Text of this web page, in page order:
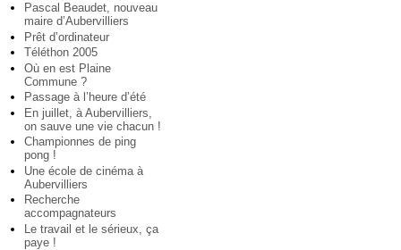
Pascal Beaudet, nouveau
maire d’Aubervilliers
Prêt d’ordinateur
Téléthon 2005
Où en est Plaine
Commune ?
Passage à l’heure d’été
En juillet, à Aubervilliers,
on sauve une vie chacun !
Championnes de ping
pong !
Une école de cinéma à
Aubervilliers
Recherche
accompagnateurs
Le travail et le sérieux, ça
paye !